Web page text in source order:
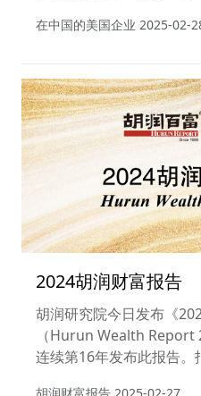
讨，同时也呈现了典型美
以及投资者提供行动策略
润研究院首次发布美国企
在中国的美国企业 2025-02-
2024胡润财富报告
胡润研究院今日发布《
（Hurun Wealth Report
连续第16年发布此报告。